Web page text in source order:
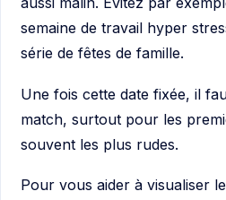
semaine de travail hyper
série de fêtes de famille.
Une fois cette date fixée, il
match, surtout pour les
souvent les plus rudes.
Pour vous aider à visualiser